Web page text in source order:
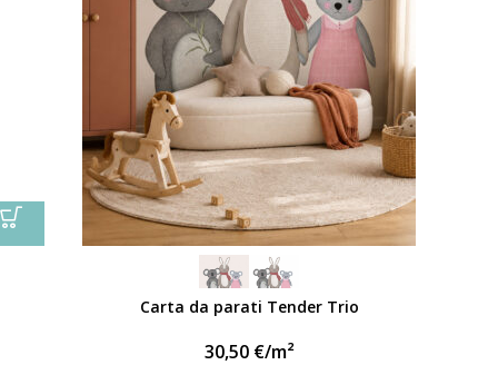
Carta da parati Tender Trio
30,50 €/m²